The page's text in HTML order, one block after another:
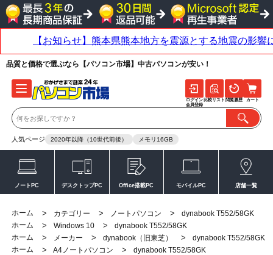
品質と価格で選ぶなら【パソコン市場】中古パソコンが安い！
人気ページ 2020年以降（10世代前後） メモリ16GB
ログイン
会員登録
比較リスト 閲覧履歴 カート
ノートPC デスクトップPC Office搭載PC モバイルPC 店舗一覧
ホーム > カテゴリー > ノートパソコン >
dynabook T552/58GK
ホーム
> Windows 10 >
dynabook T552/58GK
ホーム
> メーカー > dynabook（旧東芝） >
dynabook T552/58GK
ホーム
> A4ノートパソコン >
dynabook T552/58GK